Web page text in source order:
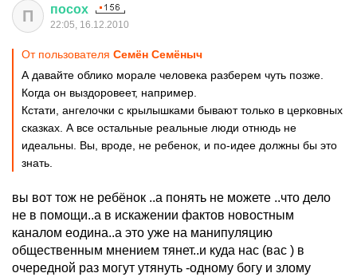
П посох
22:05, 16.12.2010
От пользователя Ceмён Семёныч
А давайте облико морале человека разберем чуть позже.
Когда он выздоровеет, например.
Кстати, ангелочки с крылышками бывают только в церковных
сказках. А все остальные реальные люди отнюдь не
идеальны. Вы, вроде, не ребенок, и по-идее должны бы это
знать.
вы вот тож не ребёнок ..а понять не можете ..что дело
не в помощи..а в искажении фактов новостным
каналом еодина..а это уже на манипуляцию
общественным мнением тянет..и куда нас (вас ) в
очередной раз могут утянуть -одному богу и злому